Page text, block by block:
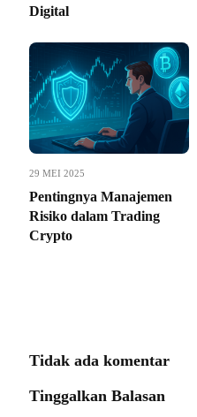
Digital
29 MEI 2025
Pentingnya Manajemen
Risiko dalam Trading
Crypto
Tidak ada komentar
Tinggalkan Balasan